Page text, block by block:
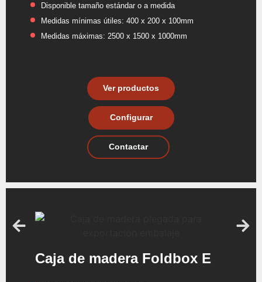
Disponible tamaño estándar o a medida
Medidas mínimas útiles: 400 x 200 x 100mm
Medidas máximas: 2500 x 1500 x 1000mm
Ver productos
Configurar
Contactar
Caja de madera Foldbox E